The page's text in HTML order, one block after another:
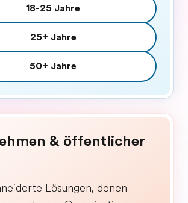
18-25 Jahre
25+ Jahre
50+ Jahre
& öffentlicher
Lösungen, denen